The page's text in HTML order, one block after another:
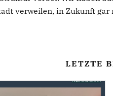
verweilen, in Zukunft
LETZTE